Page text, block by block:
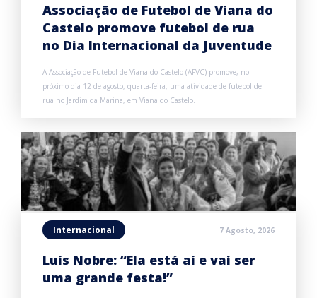
Associação de Futebol de Viana do
Castelo promove futebol de rua
no Dia Internacional da Juventude
A Associação de Futebol de Viana do Castelo (AFVC) promove, no
próximo dia 12 de agosto, quarta-feira, uma atividade de futebol de
rua no Jardim da Marina, em Viana do Castelo.
Internacional 7 Agosto, 2026
Luís Nobre: “Ela está aí e vai ser
uma grande festa!”